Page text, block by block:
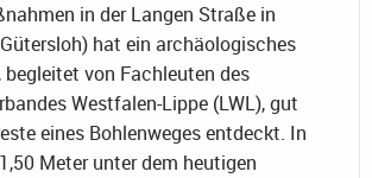
in der Langen Straße in
hat ein archäologisches
begleitet von Fachleuten des
Westfalen-Lippe (LWL), gut
eines Bohlenweges entdeckt. In
Meter unter dem heutigen